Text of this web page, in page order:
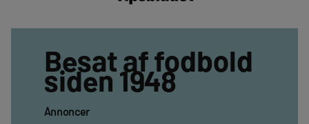
Besat af fodbold
siden 1948
Annoncer